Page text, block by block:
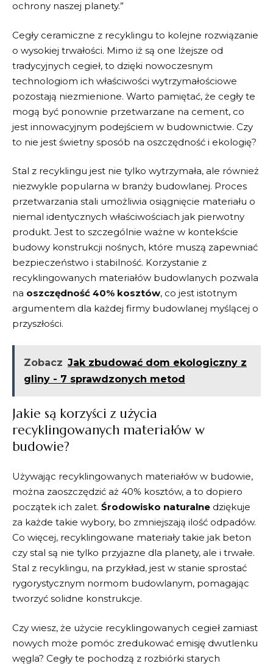
ochrony naszej⁢ planety.”
Cegły ceramiczne‌ z recyklingu to ⁢kolejne rozwiązanie
o wysokiej​ trwałości. Mimo iż są one lżejsze od
tradycyjnych cegieł,⁣ to dzięki nowoczesnym
technologiom ich⁢ właściwości wytrzymałościowe
pozostają niezmienione. Warto pamiętać, że cegły te‍
mogą być‌ ponownie przetwarzane na cement, co
jest ⁤innowacyjnym podejściem w budownictwie. Czy⁤
to​ nie jest świetny sposób na oszczędność i ekologię?
Stal z recyklingu jest nie tylko wytrzymała, ale ​również
niezwykle ​popularna⁤ w​ branży budowlanej. Proces
przetwarzania ⁣stali umożliwia​ osiągnięcie materiału o
niemal identycznych właściwościach jak ‌pierwotny
produkt. Jest to szczególnie ważne w kontekście
budowy konstrukcji ‌nośnych, które muszą zapewniać
bezpieczeństwo⁤ i stabilność. Korzystanie z
recyklingowanych‍ materiałów budowlanych pozwala
‌na oszczędność 40% ​kosztów, co jest istotnym
argumentem dla każdej⁢ firmy budowlanej⁣ myślącej o
przyszłości.
Zobacz Jak zbudować dom ekologiczny z
gliny - 7 sprawdzonych metod
Jakie są korzyści⁢ z użycia
recyklingowanych materiałów w
budowie?
Używając‍ recyklingowanych materiałów w budowie,
można zaoszczędzić aż 40% kosztów, a ​to dopiero
⁣początek ich​ zalet.⁤ Środowisko naturalne dziękuje
za każde ⁢takie wybory,⁣ bo zmniejszają ilość odpadów.
Co więcej, recyklingowane materiały takie jak beton
czy stal są nie tylko przyjazne dla planety, ‍ale i trwałe.
Stal​ z recyklingu, na‌ przykład, jest w stanie sprostać
rygorystycznym‌ normom‌ budowlanym, ⁣pomagając
tworzyć ⁤solidne konstrukcje.
Czy wiesz, że użycie ​recyklingowanych cegieł zamiast⁣
nowych może pomóc ‌zredukować emisję ⁣dwutlenku
węgla? Cegły⁢ te pochodzą z rozbiórki starych